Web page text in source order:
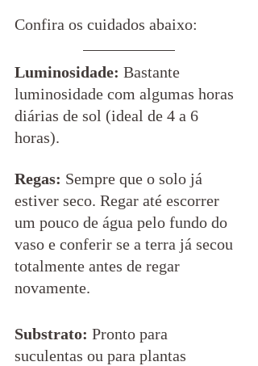
Confira os cuidados abaixo:
Luminosidade: Bastante
luminosidade com algumas horas
diárias de sol (ideal de 4 a 6
horas).
Regas: Sempre que o solo já
estiver seco. Regar até escorrer
um pouco de água pelo fundo do
vaso e conferir se a terra já secou
totalmente antes de regar
novamente.
Substrato: Pronto para
suculentas ou para plantas